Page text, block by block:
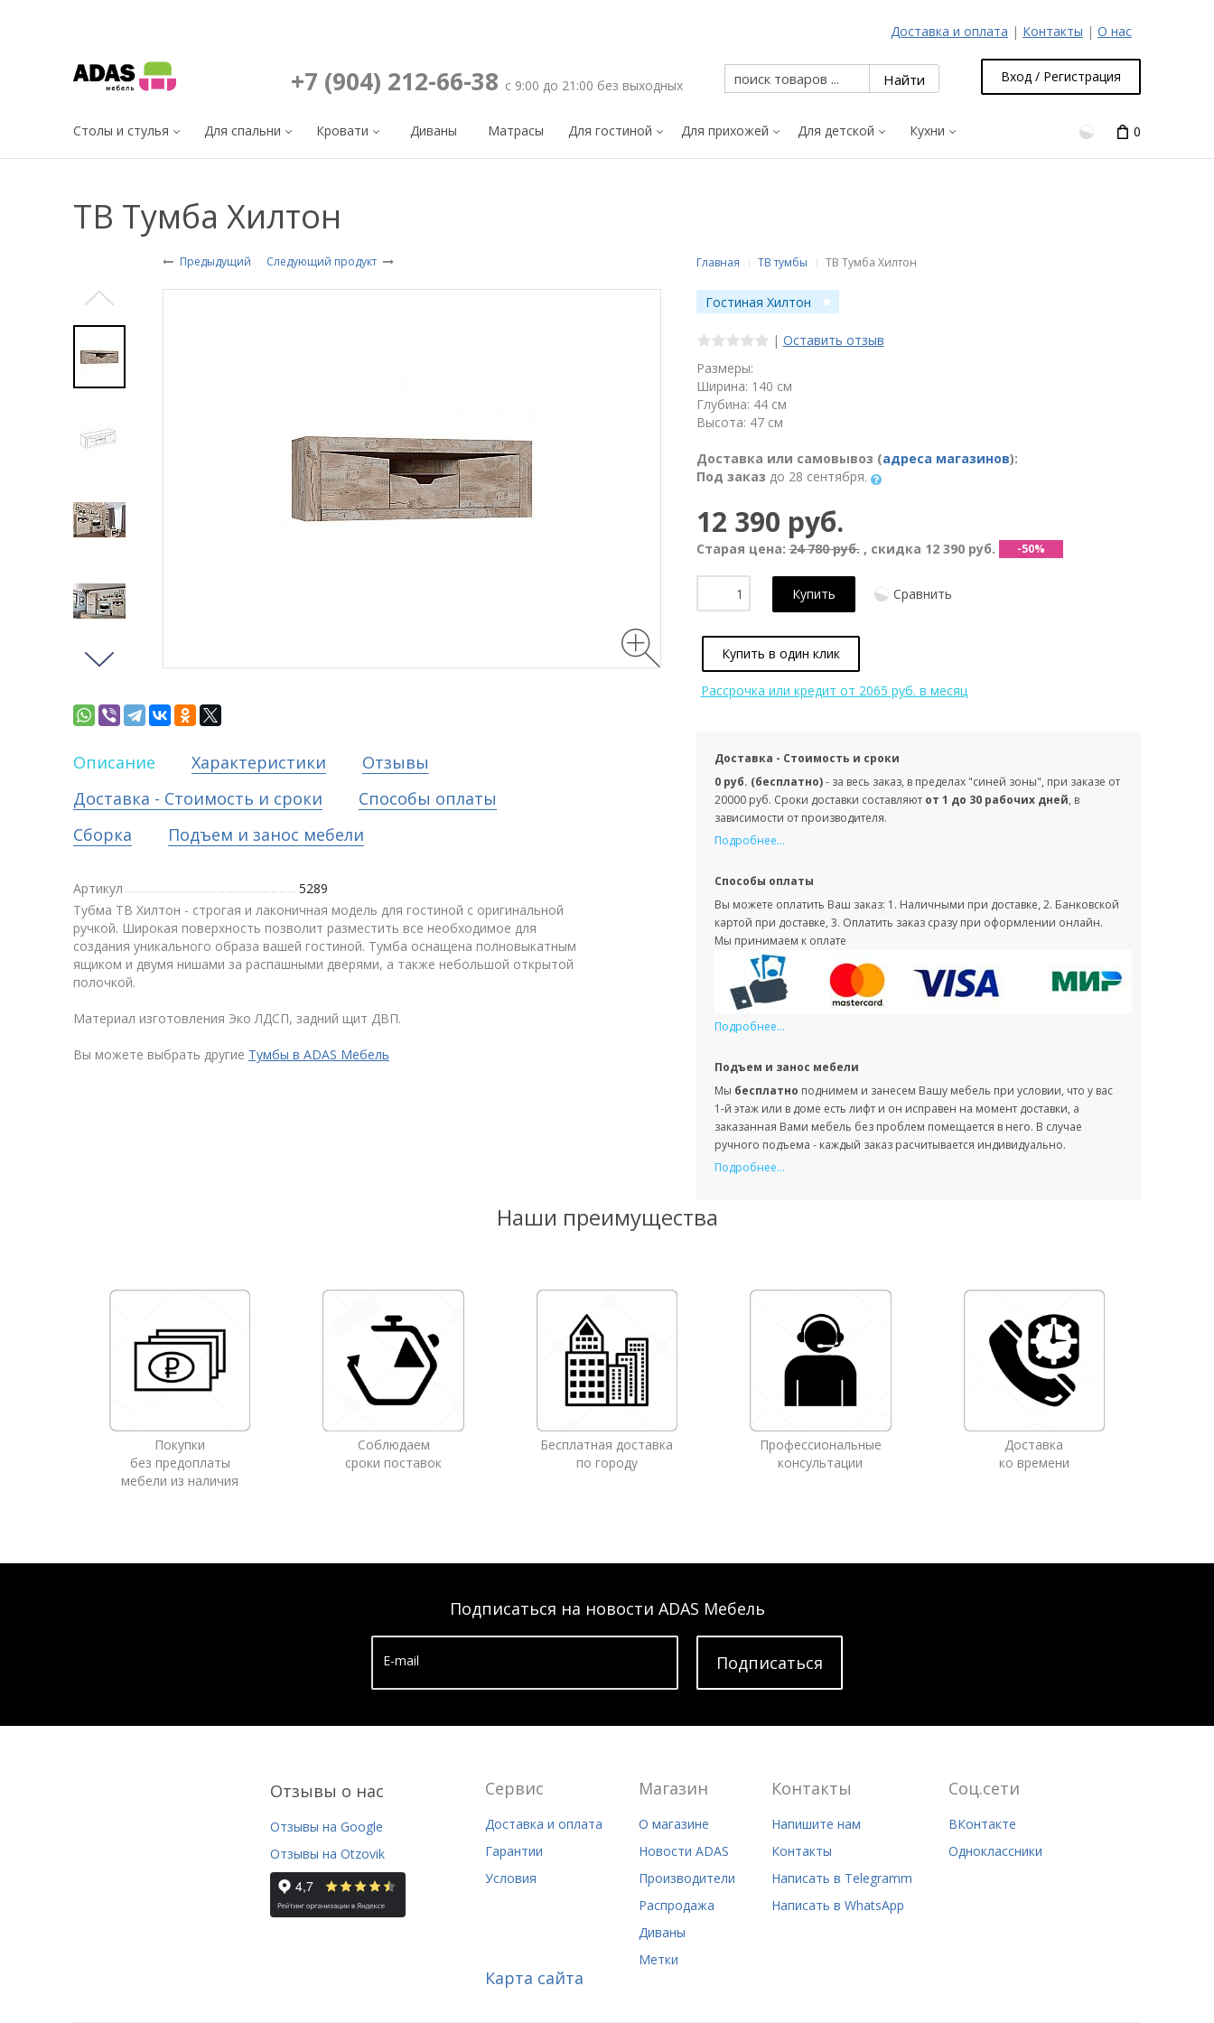
Доставка и оплата | Контакты | О нас
+7 (904) 212-66-38 с 9:00 до 21:00 без выходных
Вход / Регистрация
Столы и стулья Для спальни Кровати Диваны Матрасы Для гостиной Для прихожей Для детской Кухни 0
ТВ Тумба Хилтон
Предыдущий Следующий продукт Главная ТВ тумбы ТВ Тумба Хилтон
Гостиная Хилтон
| Оставить отзыв
Размеры:
Ширина: 140 см
Глубина: 44 см
Высота: 47 см
Доставка или самовывоз (адреса магазинов):
Под заказ до 28 сентября.
12 390 руб.
Старая цена:24 780 руб., скидка 12 390 руб. -50%
Купить Сравнить
Купить в один клик
Рассрочка или кредит от 2065 руб. в месяц
Доставка - Стоимость и сроки
0 руб. (бесплатно)- за весь заказ, в пределах "синей зоны", при заказе от
20000 руб. Сроки доставки составляют от 1 до 30 рабочих дней, в
зависимости от производителя.
Подробнее...
Способы оплаты
Вы можете оплатить Ваш заказ: 1. Наличными при доставке, 2. Банковской
картой при доставке, 3. Оплатить заказ сразу при оформлении онлайн.
Мы принимаем к оплате
Подробнее...
Подъем и занос мебели
Мы бесплатно поднимем и занесем Вашу мебель при условии, что у вас
1-й этаж или в доме есть лифт и он исправен на момент доставки, а
заказанная Вами мебель без проблем помещается в него. В случае
ручного подъема - каждый заказ расчитывается индивидуально.
Подробнее...
Описание Характеристики
Отзывы
Доставка - Стоимость и сроки
Способы оплаты
Сборка
Подъем и занос мебели
Артикул
5289
Тубма ТВ Хилтон - строгая и лаконичная модель для гостиной с оригинальной
ручкой. Широкая поверхность позволит разместить все необходимое для
создания уникального образа вашей гостиной. Тумба оснащена полновыкатным
ящиком и двумя нишами за распашными дверями, а также небольшой открытой
полочкой.
Материал изготовления Эко ЛДСП, задний щит ДВП.
Вы можете выбрать другие Тумбы в ADAS Мебель
Наши преимущества
Покупки
без предоплаты
мебели из наличия
Соблюдаем
сроки поставок
Бесплатная доставка
по городу
Профессиональные
консультации
Доставка
ко времени
Подписаться на новости ADAS Мебель
E-mail Подписатьcя
Отзывы о нас
Отзывы на Google
Отзывы на Otzovik
Сервис
Доставка и оплата
Гарантии
Условия
Магазин
О магазине
Новости ADAS
Производители
Распродажа
Диваны
Метки
Контакты
Напишите нам
Контакты
Написать в Telegramm
Написать в WhatsApp
Соц.сети
ВКонтакте
Одноклассники
Карта сайта